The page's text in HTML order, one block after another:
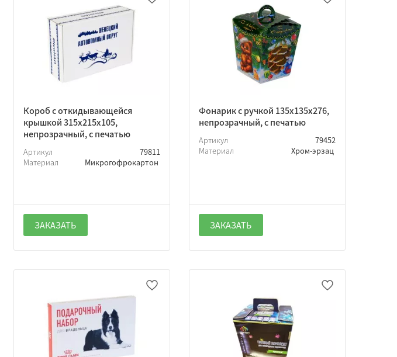
Короб с откидывающейся
крышкой 315х215х105,
непрозрачный, с печатью
Артикул
79811
Материал
Микрогофрокартон
ЗАКАЗАТЬ
Фонарик с ручкой 135х135х276,
непрозрачный, с печатью
Артикул
79452
Материал
Хром-эрзац
ЗАКАЗАТЬ